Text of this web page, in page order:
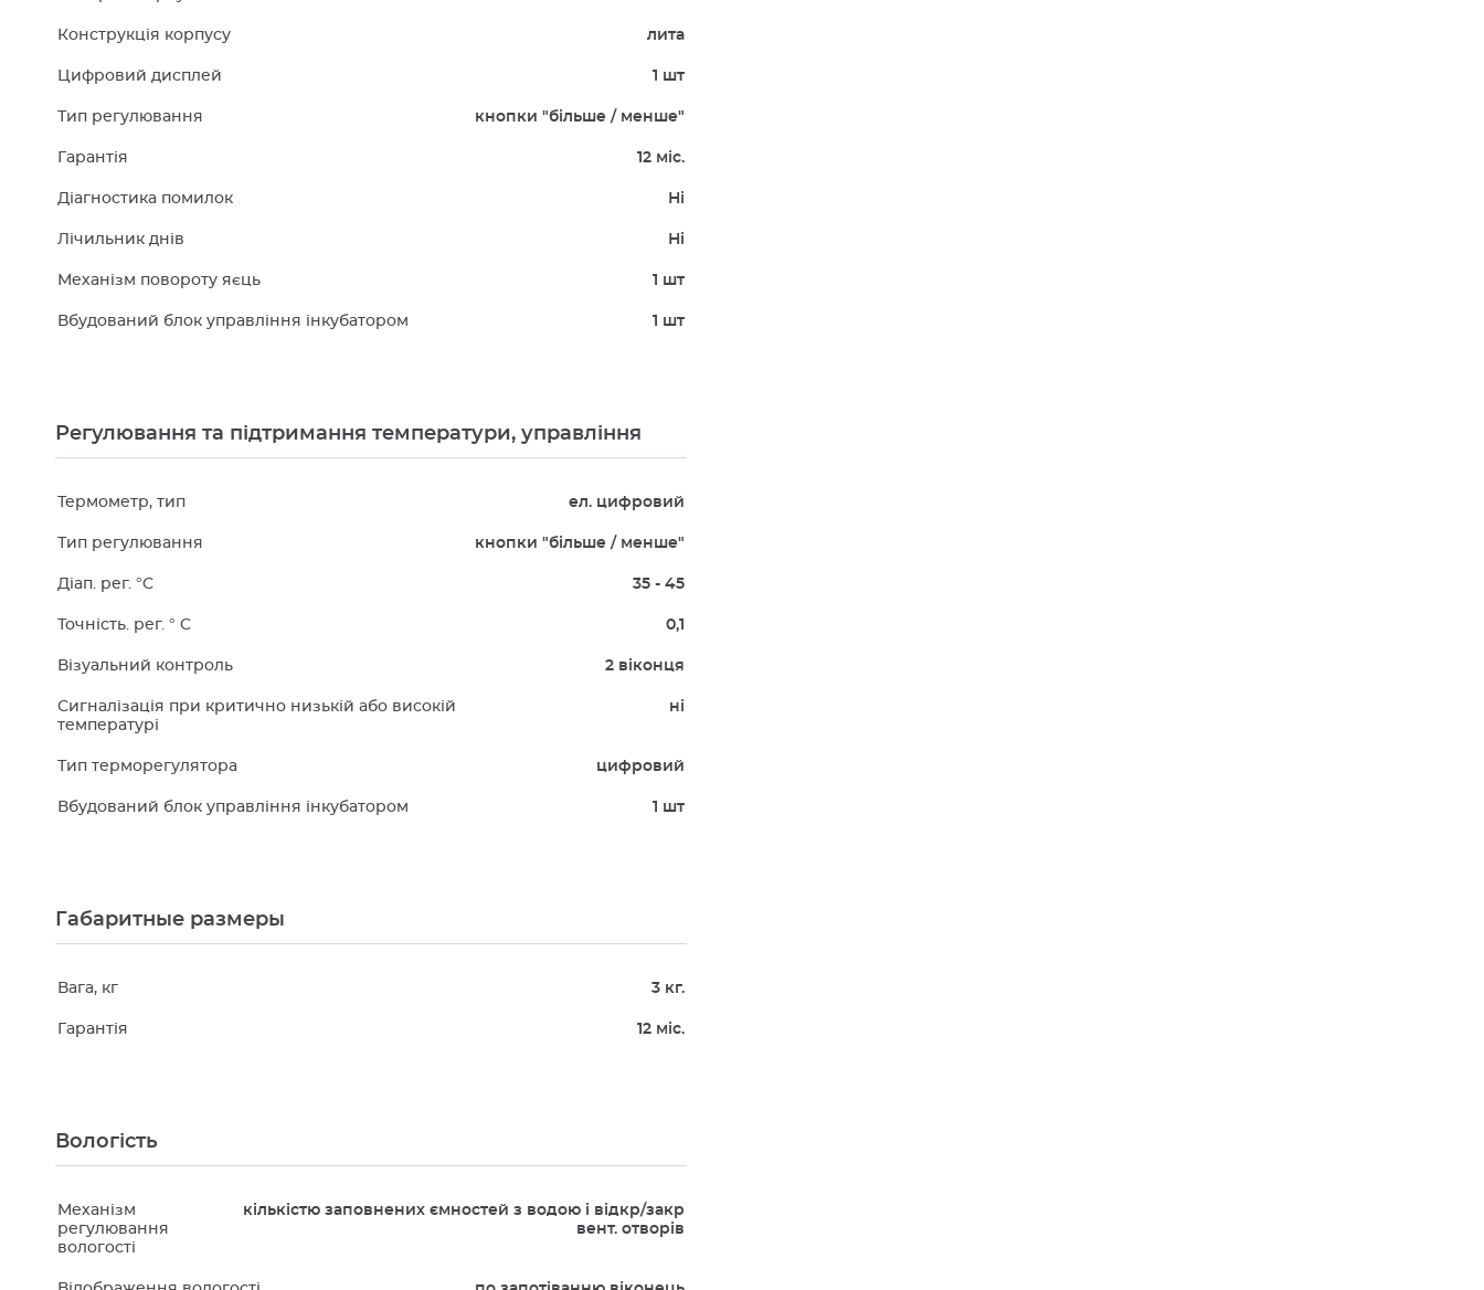
Конструкція корпусу лита
Цифровий дисплей 1 шт
Тип регулювання кнопки "більше / менше"
Гарантія 12 міс.
Діагностика помилок Ні
Лічильник днів Ні
Механізм повороту яєць 1 шт
Вбудований блок управління інкубатором 1 шт
Регулювання та підтримання температури, управління
Термометр, тип ел. цифровий
Тип регулювання кнопки "більше / менше"
Діап. рег. °C 35 - 45
Точність. рег. ° C 0,1
Візуальний контроль 2 віконця
Сигналізація при критично низькій або високій
температурі
ні
Тип терморегулятора цифровий
Вбудований блок управління інкубатором 1 шт
Габаритные размеры
Вага, кг 3 кг.
Гарантія 12 міс.
Вологість
Механізм
регулювання
вологості
кількістю заповнених ємностей з водою і відкр/закр
вент. отворів